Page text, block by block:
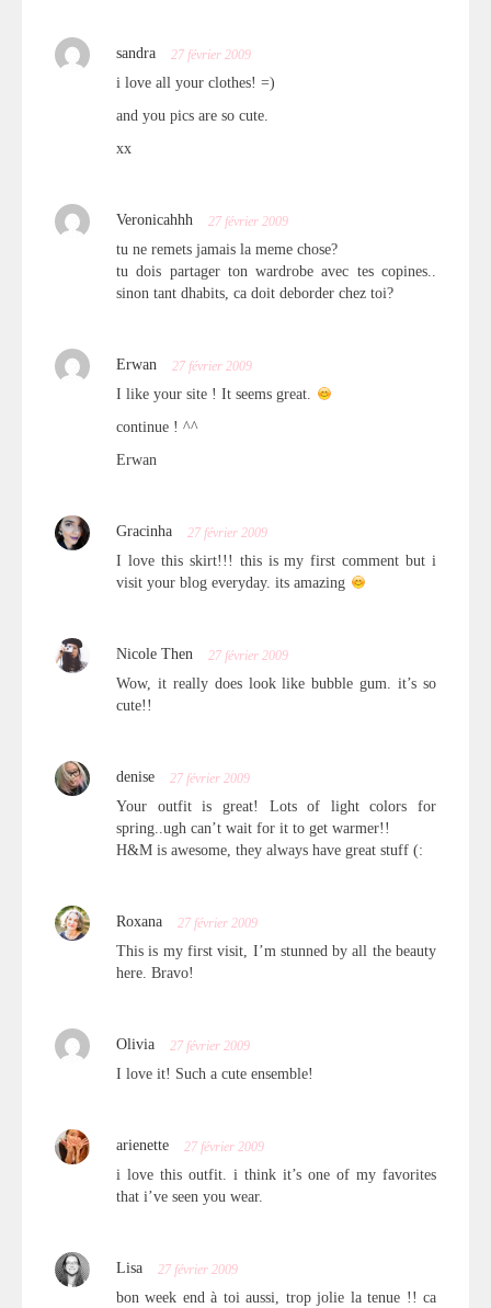
sandra 27 février 2009
i love all your clothes! =)
and you pics are so cute.
xx
Veronicahhh 27 février 2009
tu ne remets jamais la meme chose?
tu dois partager ton wardrobe avec tes copines..
sinon tant dhabits, ca doit deborder chez toi?
Erwan 27 février 2009
I like your site ! It seems great.
continue ! ^^
Erwan
Gracinha 27 février 2009
I love this skirt!!! this is my first comment but i
visit your blog everyday. its amazing
Nicole Then 27 février 2009
Wow, it really does look like bubble gum. it’s so
cute!!
denise 27 février 2009
Your outfit is great! Lots of light colors for
spring..ugh can’t wait for it to get warmer!!
H&M is awesome, they always have great stuff (:
Roxana 27 février 2009
This is my first visit, I’m stunned by all the beauty
here. Bravo!
Olivia 27 février 2009
I love it! Such a cute ensemble!
arienette 27 février 2009
i love this outfit. i think it’s one of my favorites
that i’ve seen you wear.
Lisa 27 février 2009
bon week end à toi aussi, trop jolie la tenue !! ca